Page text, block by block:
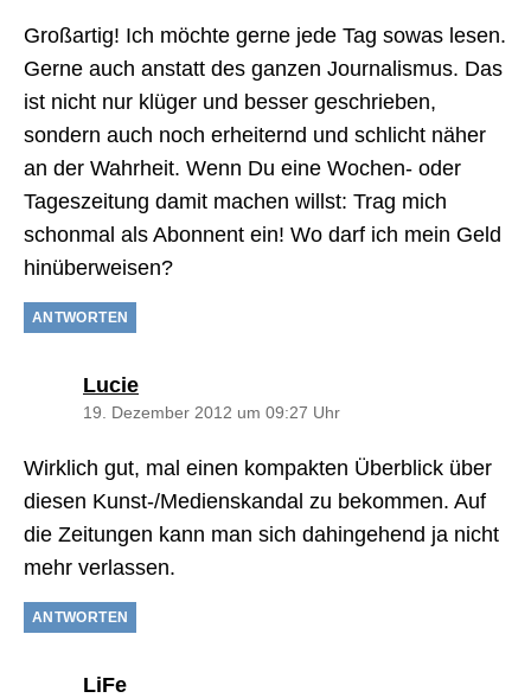
Großartig! Ich möchte gerne jede Tag sowas lesen.
Gerne auch anstatt des ganzen Journalismus. Das
ist nicht nur klüger und besser geschrieben,
sondern auch noch erheiternd und schlicht näher
an der Wahrheit. Wenn Du eine Wochen- oder
Tageszeitung damit machen willst: Trag mich
schonmal als Abonnent ein! Wo darf ich mein Geld
hinüberweisen?
ANTWORTEN
Luciesagt:
19. Dezember 2012 um 09:27 Uhr
Wirklich gut, mal einen kompakten Überblick über
diesen Kunst-/Medienskandal zu bekommen. Auf
die Zeitungen kann man sich dahingehend ja nicht
mehr verlassen.
ANTWORTEN
LiFesagt: